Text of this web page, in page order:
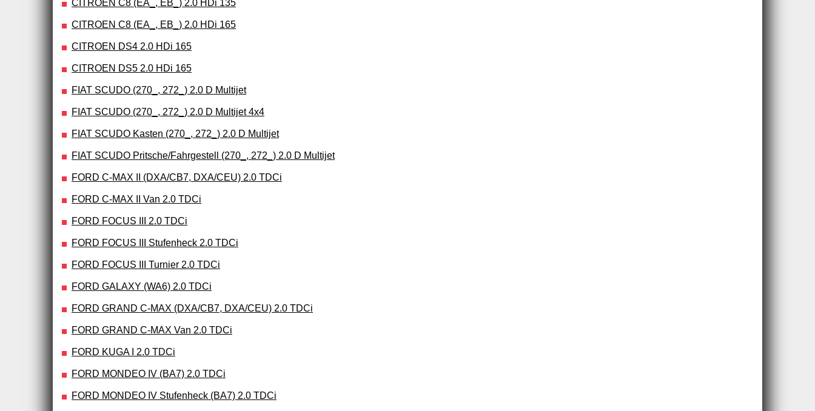
CITROEN C8 (EA_, EB_) 2.0 HDi 135
CITROEN C8 (EA_, EB_) 2.0 HDi 165
CITROEN DS4 2.0 HDi 165
CITROEN DS5 2.0 HDi 165
FIAT SCUDO (270_, 272_) 2.0 D Multijet
FIAT SCUDO (270_, 272_) 2.0 D Multijet 4x4
FIAT SCUDO Kasten (270_, 272_) 2.0 D Multijet
FIAT SCUDO Pritsche/Fahrgestell (270_, 272_) 2.0 D Multijet
FORD C-MAX II (DXA/CB7, DXA/CEU) 2.0 TDCi
FORD C-MAX II Van 2.0 TDCi
FORD FOCUS III 2.0 TDCi
FORD FOCUS III Stufenheck 2.0 TDCi
FORD FOCUS III Turnier 2.0 TDCi
FORD GALAXY (WA6) 2.0 TDCi
FORD GRAND C-MAX (DXA/CB7, DXA/CEU) 2.0 TDCi
FORD GRAND C-MAX Van 2.0 TDCi
FORD KUGA I 2.0 TDCi
FORD MONDEO IV (BA7) 2.0 TDCi
FORD MONDEO IV Stufenheck (BA7) 2.0 TDCi